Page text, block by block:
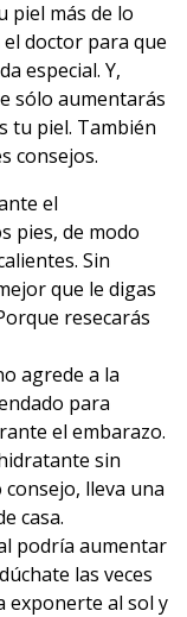
piel más de lo
doctor para que
especial. Y,
sólo aumentarás
tu piel. También
consejos.
el
pies, de modo
Sin
que le digas
resecarás
agrede a la
para
el embarazo.
sin
lleva una
casa.
podría aumentar
las veces
exponerte al sol y